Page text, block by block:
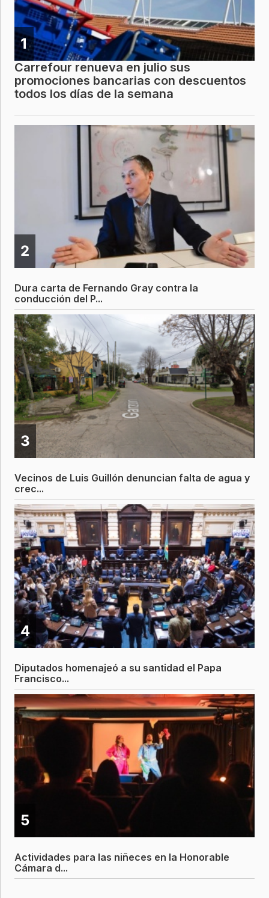
1
Carrefour renueva en julio sus
promociones bancarias con descuentos
todos los días de la semana
2
Dura carta de Fernando Gray contra la
conducción del P...
3
Vecinos de Luis Guillón denuncian falta de agua y
crec...
4
Diputados homenajeó a su santidad el Papa
Francisco...
5
Actividades para las niñeces en la Honorable
Cámara d...